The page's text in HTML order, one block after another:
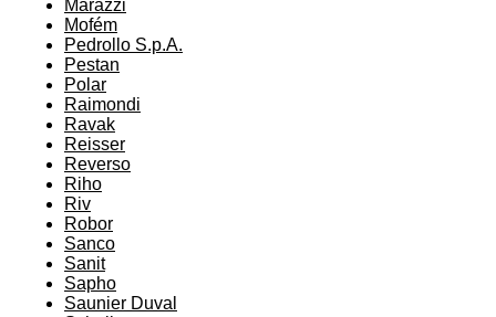
Marazzi
Mofém
Pedrollo S.p.A.
Pestan
Polar
Raimondi
Ravak
Reisser
Reverso
Riho
Riv
Robor
Sanco
Sanit
Sapho
Saunier Duval